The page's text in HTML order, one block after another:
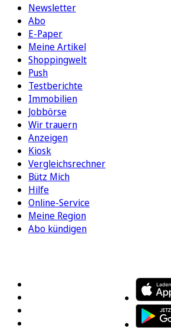
Newsletter
Abo
E-Paper
Meine Artikel
Shoppingwelt
Push
Testberichte
Immobilien
Jobbörse
Wir trauern
Anzeigen
Kiosk
Vergleichsrechner
Bütz Mich
Hilfe
Online-Service
Meine Region
Abo kündigen